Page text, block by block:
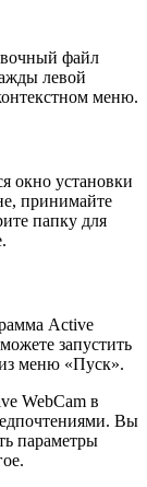
файл
левой
меню.
окно установки
принимайте
папку для
Active
запустить
меню «Пуск».
WebCam в
Вы
параметры